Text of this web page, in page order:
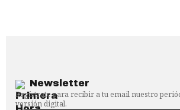
Newsletter
Regístrate para recibir a tu email nuestro
versión digital.